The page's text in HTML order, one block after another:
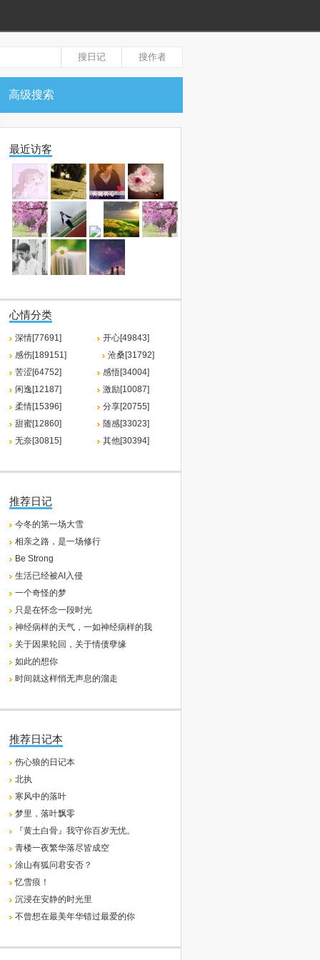
高级搜索
最近访客
心情分类
深情[77691]
开心[49843]
感伤[189151]
沧桑[31792]
苦涩[64752]
感悟[34004]
闲逸[12187]
激励[10087]
柔情[15396]
分享[20755]
甜蜜[12860]
随感[33023]
无奈[30815]
其他[30394]
推荐日记
今冬的第一场大雪
相亲之路，是一场修行
Be Strong
生活已经被AI入侵
一个奇怪的梦
只是在怀念一段时光
神经病样的天气，一如神经病样的我
关于因果轮回，关于情债孽缘
如此的想你
时间就这样悄无声息的溜走
推荐日记本
伤心狼的日记本
北执
寒风中的落叶
梦里，落叶飘零
『黄土白骨』我守你百岁无忧。
青楼一夜繁华落尽皆成空
涂山有狐问君安否？
忆雪痕！
沉浸在安静的时光里
不曾想在最美年华错过最爱的你